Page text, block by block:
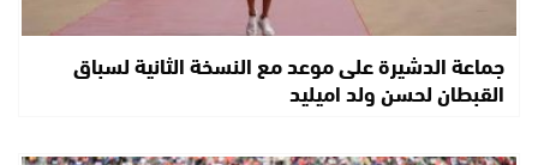
جماعة الدشيرة على موعد مع النسخة الثانية لسباق
القبطان لحسن ولد اميليد